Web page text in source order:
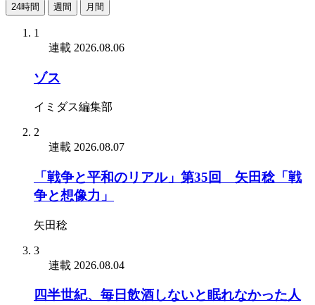
24時間 週間 月間
1
連載 2026.08.06
ゾス
イミダス編集部
2
連載 2026.08.07
「戦争と平和のリアル」第35回 矢田稔「戦
争と想像力」
矢田稔
3
連載 2026.08.04
四半世紀、毎日飲酒しないと眠れなかった人